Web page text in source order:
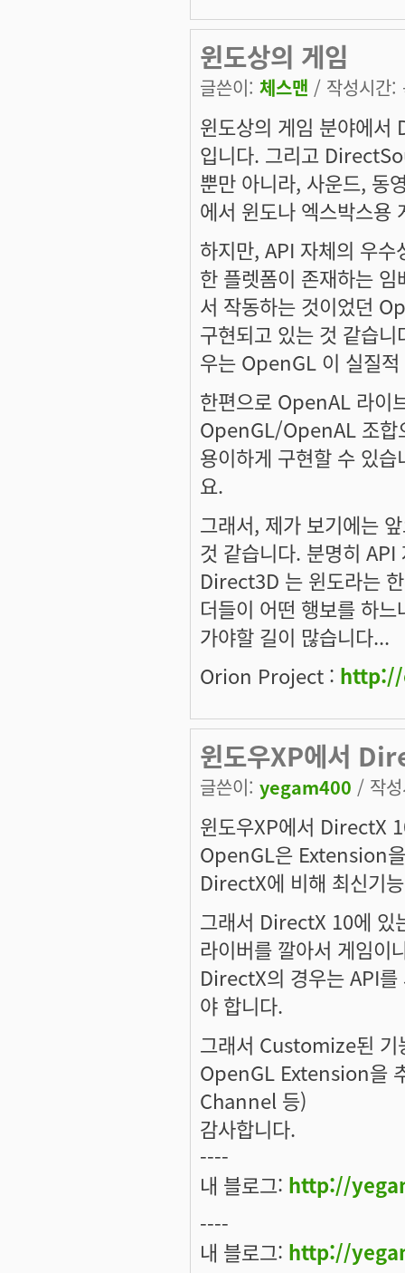
윈도상의 게임
글쓴이: 체스맨 / 작성시간
윈도상의 게임 분야에
입니다. 그리고
뿐만 아니라, 사운드, 동
에서 윈도나 엑스박스
하지만, API 자체의 우
한 플렛폼이 존재하는
서 작동하는 것이었던
구현되고 있는 것 같습
우는 OpenGL 이 실질
한편으로 OpenAL 라이
OpenGL/OpenAL 조합
용이하게 구현할 수 있
요.
그래서, 제가 보기에는
것 같습니다. 분명히
Direct3D 는 윈도라는
더들이 어떤 행보를 하
가야할 길이 많습니다...
Orion Project :
윈도우XP에서
글쓴이: yegam400 / 작
윈도우XP에서 DirectX
OpenGL은 Extension
DirectX에 비해 최신기
그래서 DirectX 10에 있
라이버를 깔아서 게임이
DirectX의 경우는 API를
야 합니다.
그래서 Customize된 기
OpenGL Extension을
Channel 등)
감사합니다.
----
내 블로그: http://
----
내 블로그: http://